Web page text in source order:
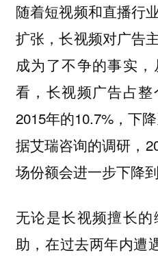
随着短视频和直播行
扩张，长视频对广告
成为了不争的事实
看，长视频广告占
2015年的10.7%，下
据艾瑞咨询的调研，
场份额会进一步下降到
无论是长视频擅长
助，在过去两年内遭